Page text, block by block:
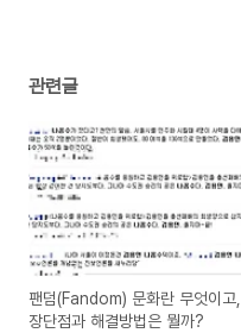
관련글
팬덤(Fandom) 문화란 무엇이고,
장단점과 해결방법은 뭘까?